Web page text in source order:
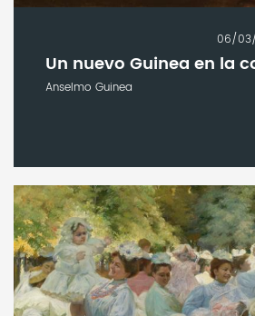
06/
Un nuevo Guinea en la
Anselmo Guinea